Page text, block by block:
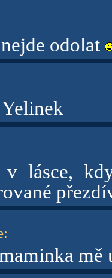
odolat
v lásce,
: